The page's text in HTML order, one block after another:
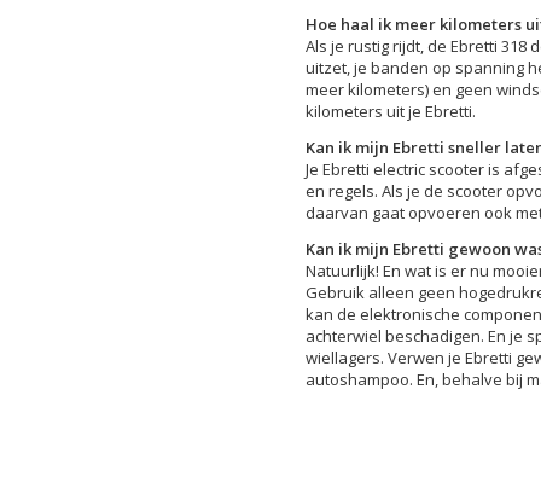
Hoe haal ik meer kilometers
Als je rustig rijdt, de Ebretti 318
uitzet, je banden op spanning
meer kilometers) en geen
kilometers uit je Ebretti.
Kan ik mijn Ebretti sneller
Je Ebretti electric scooter is
en regels. Als je de scooter
daarvan gaat opvoeren ook
Kan ik mijn Ebretti gewoon
Natuurlijk! En wat is er nu
Gebruik alleen geen
kan de elektronische
achterwiel beschadigen. En je
wiellagers. Verwen je Ebretti
autoshampoo. En, behalve bij